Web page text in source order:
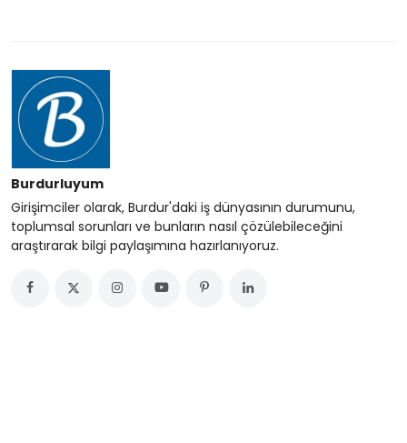
Burdurluyum
Girişimciler olarak, Burdur'daki iş dünyasının durumunu,
toplumsal sorunları ve bunların nasıl çözülebileceğini
araştırarak bilgi paylaşımına hazırlanıyoruz.